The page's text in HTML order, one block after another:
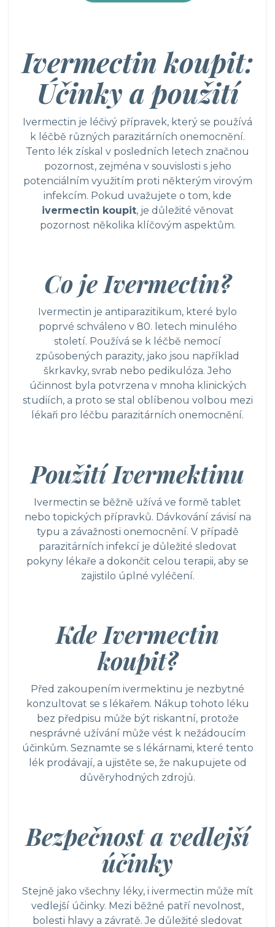
Ivermectin koupit:
Účinky a použití
Ivermectin je léčivý přípravek, který se používá
k léčbě různých parazitárních onemocnění.
Tento lék získal v posledních letech značnou
pozornost, zejména v souvislosti s jeho
potenciálním využitím proti některým virovým
infekcím. Pokud uvažujete o tom, kde
ivermectin koupit, je důležité věnovat
pozornost několika klíčovým aspektům.
Co je Ivermectin?
Ivermectin je antiparazitikum, které bylo
poprvé schváleno v 80. letech minulého
století. Používá se k léčbě nemocí
způsobených parazity, jako jsou například
škrkavky, svrab nebo pedikulóza. Jeho
účinnost byla potvrzena v mnoha klinických
studiích, a proto se stal oblíbenou volbou mezi
lékaři pro léčbu parazitárních onemocnění.
Použití Ivermektinu
Ivermectin se běžně užívá ve formě tablet
nebo topických přípravků. Dávkování závisí na
typu a závažnosti onemocnění. V případě
parazitárních infekcí je důležité sledovat
pokyny lékaře a dokončit celou terapii, aby se
zajistilo úplné vyléčení.
Kde Ivermectin
koupit?
Před zakoupením ivermektinu je nezbytné
konzultovat se s lékařem. Nákup tohoto léku
bez předpisu může být riskantní, protože
nesprávné užívání může vést k nežádoucím
účinkům. Seznamte se s lékárnami, které tento
lék prodávají, a ujistěte se, že nakupujete od
důvěryhodných zdrojů.
Bezpečnost a vedlejší
účinky
Stejně jako všechny léky, i ivermectin může mít
vedlejší účinky. Mezi běžné patří nevolnost,
bolesti hlavy a závratě. Je důležité sledovat